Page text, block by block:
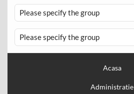
Please specify the group
Please specify the group
Acasa
Administratie